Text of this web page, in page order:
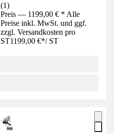
(1)
Preis — 1199,00 € * Alle
Preise inkl. MwSt. und ggf.
zzgl. Versandkosten pro
ST1199,00 €*/ ST